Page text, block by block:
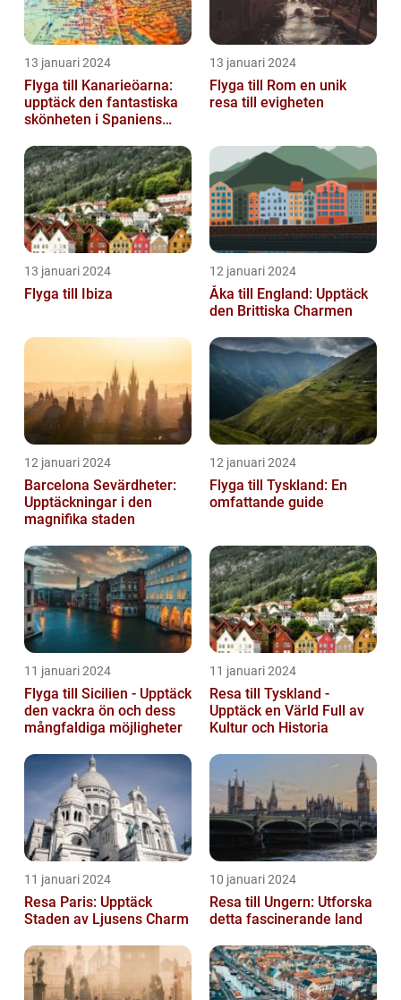
13 januari 2024
Flyga till Kanarieöarna:
upptäck den fantastiska
skönheten i Spaniens
13 januari 2024
Flyga till Rom en unik
resa till evigheten
13 januari 2024
Flyga till Ibiza
12 januari 2024
Åka till England: Upptäck
den Brittiska Charmen
12 januari 2024
Barcelona Sevärdheter:
Upptäckningar i den
magnifika staden
12 januari 2024
Flyga till Tyskland: En
omfattande guide
11 januari 2024
Flyga till Sicilien - Upptäck
den vackra ön och dess
mångfaldiga möjligheter
11 januari 2024
Resa till Tyskland -
Upptäck en Värld Full av
Kultur och Historia
11 januari 2024
Resa Paris: Upptäck
Staden av Ljusens Charm
10 januari 2024
Resa till Ungern: Utforska
detta fascinerande land